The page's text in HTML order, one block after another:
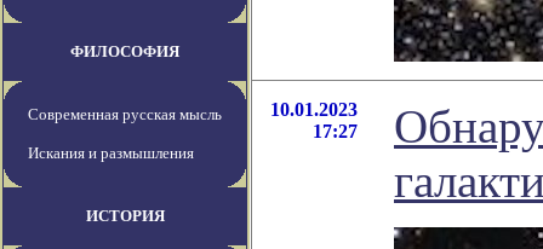
ФИЛОСОФИЯ
Современная русская мысль
Искания и размышления
ИСТОРИЯ
10.01.2023
17:27